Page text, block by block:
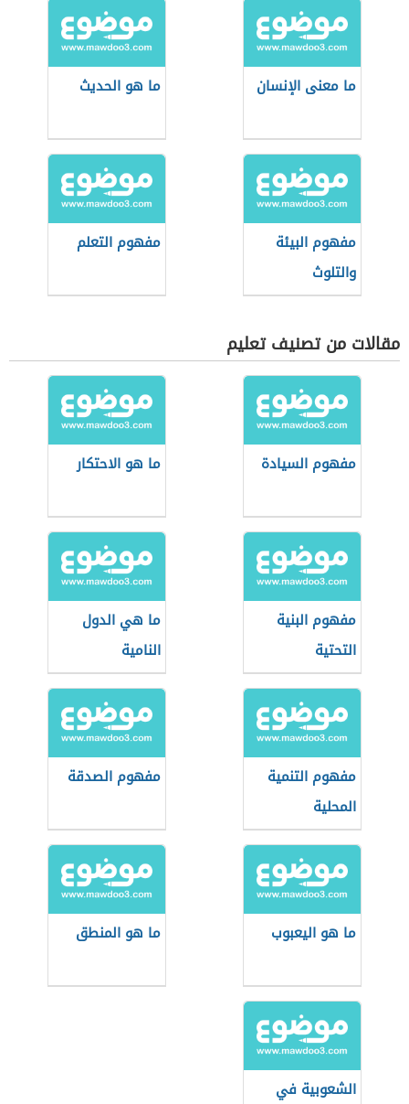
ما معنى الإنسان ما هو الحديث
مفهوم البيئة
والتلوث
مفهوم التعلم
مقالات من تصنيف تعليم
مفهوم السيادة ما هو الاحتكار
مفهوم البنية
التحتية
ما هي الدول
النامية
مفهوم التنمية
المحلية
مفهوم الصدقة
ما هو اليعبوب ما هو المنطق
الشعوبية في